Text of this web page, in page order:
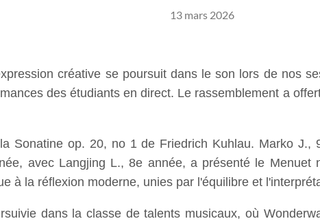
13 mars 2026
créative se poursuit dans le son lors de nos
des étudiants en direct. Le rassemblement a
Sonatine op. 20, no 1 de Friedrich Kuhlau. Marko J.,
avec Langjing L., 8e année, a présenté le
à la réflexion moderne, unies par l'équilibre et
dans la classe de talents musicaux, où